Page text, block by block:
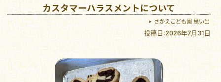
カスタマーハラスメントについて
さかえこども園 思い出
投稿日:2026年7月31日